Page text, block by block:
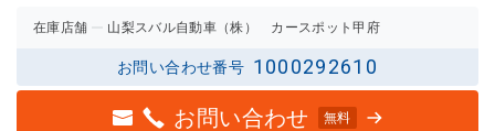
の評価
評価
在庫店舗 山梨スバル自動車（株） カースポット甲府
お問い合わせ番号 1000292610
お問い合わせ 無料